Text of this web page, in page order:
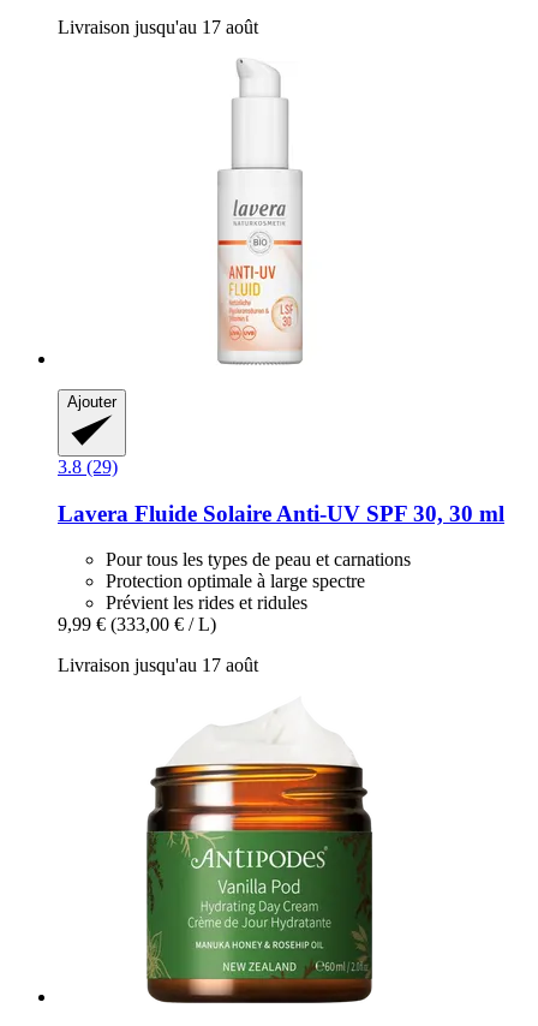
Livraison jusqu'au 17 août
Ajouter
3.8 (29)
Lavera Fluide Solaire Anti-​UV SPF 30, 30 ml
Pour tous les types de peau et carnations
Protection optimale à large spectre
Prévient les rides et ridules
9,99 € (333,00 € / L)
Livraison jusqu'au 17 août